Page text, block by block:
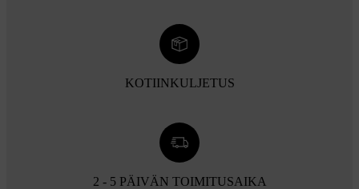
KOTIINKULJETUS
2 - 5 PÄIVÄN TOIMITUSAIKA